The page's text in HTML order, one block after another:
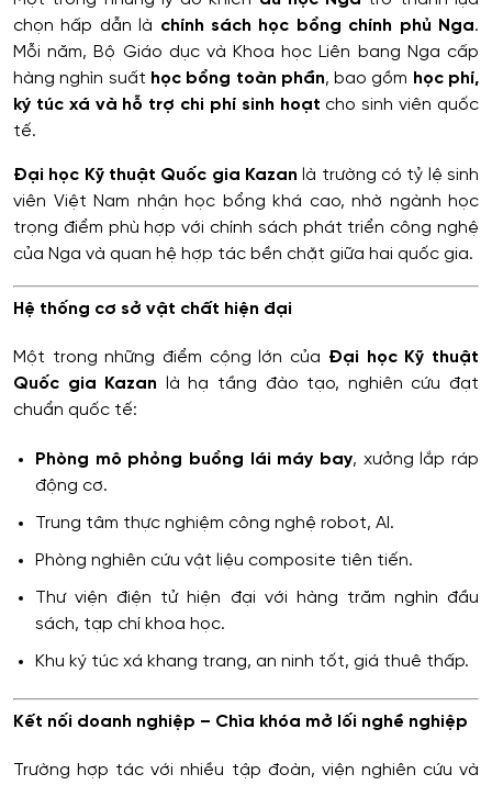
chọn hấp dẫn là chính sách học bổng chính phủ Nga.
Mỗi năm, Bộ Giáo dục và Khoa học Liên bang Nga cấp
hàng nghìn suất học bổng toàn phần, bao gồm học phí,
ký túc xá và hỗ trợ chi phí sinh hoạt cho sinh viên quốc
tế.
Đại học Kỹ thuật Quốc gia Kazan là trường có tỷ lệ sinh
viên Việt Nam nhận học bổng khá cao, nhờ ngành học
trọng điểm phù hợp với chính sách phát triển công nghệ
của Nga và quan hệ hợp tác bền chặt giữa hai quốc gia.
Hệ thống cơ sở vật chất hiện đại
Một trong những điểm cộng lớn của Đại học Kỹ thuật
Quốc gia Kazan là hạ tầng đào tạo, nghiên cứu đạt
chuẩn quốc tế:
Phòng mô phỏng buồng lái máy bay, xưởng lắp ráp
động cơ.
Trung tâm thực nghiệm công nghệ robot, AI.
Phòng nghiên cứu vật liệu composite tiên tiến.
Thư viện điện tử hiện đại với hàng trăm nghìn đầu
sách, tạp chí khoa học.
Khu ký túc xá khang trang, an ninh tốt, giá thuê thấp.
Kết nối doanh nghiệp – Chìa khóa mở lối nghề nghiệp
Trường hợp tác với nhiều tập đoàn, viện nghiên cứu và